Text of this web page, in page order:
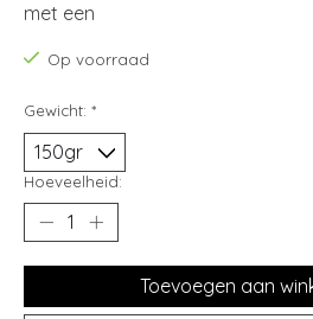
met een
Op voorraad
Gewicht: *
Hoeveelheid:
Toevoegen aan